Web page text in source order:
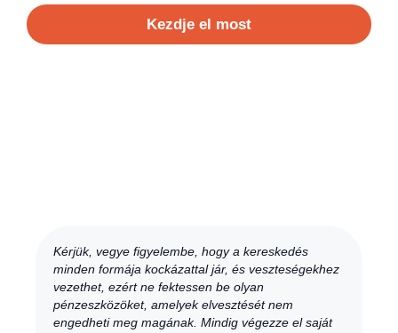
Kezdje el most
Kérjük, vegye figyelembe, hogy a kereskedés
minden formája kockázattal jár, és veszteségekhez
vezethet, ezért ne fektessen be olyan
pénzeszközöket, amelyek elvesztését nem
engedheti meg magának. Mindig végezze el saját